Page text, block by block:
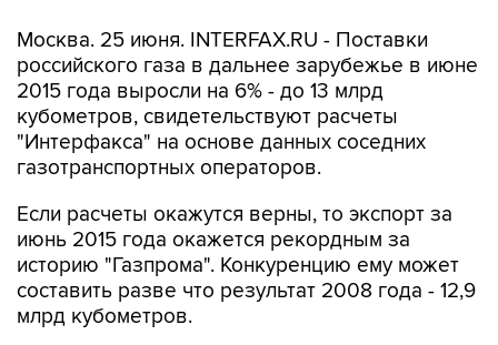
Москва. 25 июня. INTERFAX.RU - Поставки
российского газа в дальнее зарубежье в июне
2015 года выросли на 6% - до 13 млрд
кубометров, свидетельствуют расчеты
"Интерфакса" на основе данных соседних
газотранспортных операторов.
Если расчеты окажутся верны, то экспорт за
июнь 2015 года окажется рекордным за
историю "Газпрома". Конкуренцию ему может
составить разве что результат 2008 года - 12,9
млрд кубометров.